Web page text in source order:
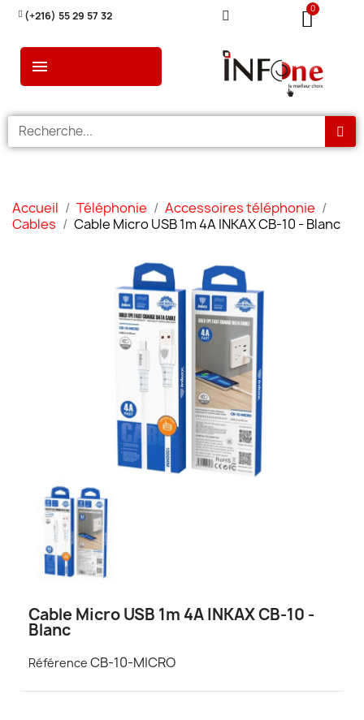
(+216) 55 29 57 32
Accueil Téléphonie
Accessoires téléphonie
Cables
Cable Micro USB 1m 4A INKAX CB-10 - Blanc
Cable Micro USB 1m 4A INKAX CB-10 -
Blanc
Référence CB-10-MICRO